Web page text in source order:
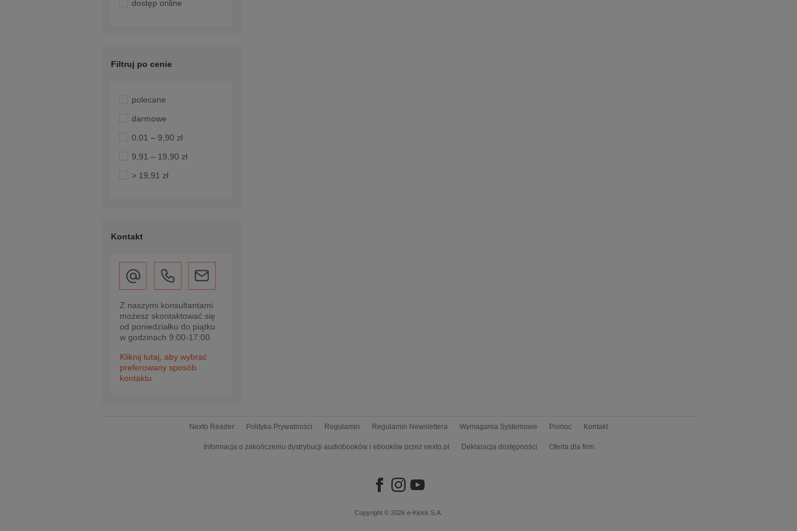
dostęp online
Filtruj po cenie
polecane
darmowe
0,01 – 9,90 zł
9,91 – 19,90 zł
> 19,91 zł
Kontakt
Z naszymi konsultantami
możesz skontaktować się
od poniedziałku do piątku
w godzinach 9:00-17:00.
Kliknij tutaj, aby wybrać
preferowany sposób
kontaktu
Nexto Reader Polityka Prywatności Regulamin Regulamin Newslettera Wymagania Systemowe Pomoc Kontakt
Informacja o zakończeniu dystrybucji audiobooków i ebooków przez nexto.pl Deklaracja dostępności Oferta dla firm
Copyright © 2026 e-Kiosk S.A.